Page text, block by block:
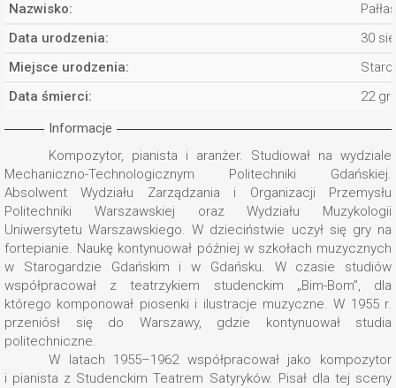
Nazwisko:
Data urodzenia:
30
Miejsce urodzenia:
Data śmierci:
22
Informacje
Kompozytor, pianista i aranżer. Studiował na wydziale
Mechaniczno-Technologicznym Politechniki Gdańskiej.
Absolwent Wydziału Zarządzania i Organizacji Przemysłu
Politechniki Warszawskiej oraz Wydziału Muzykologii
Uniwersytetu Warszawskiego. W dzieciństwie uczył się gry na
fortepianie. Naukę kontynuował później w szkołach muzycznych
w Starogardzie Gdańskim i w Gdańsku. W czasie studiów
współpracował z teatrzykiem studenckim „Bim-Bom”, dla
którego komponował piosenki i ilustracje muzyczne. W 1955 r.
przeniósł się do Warszawy, gdzie kontynuował studia
politechniczne.
W latach 1955–1962 współpracował jako kompozytor
i pianista z Studenckim Teatrem Satyryków. Pisał dla tej sceny